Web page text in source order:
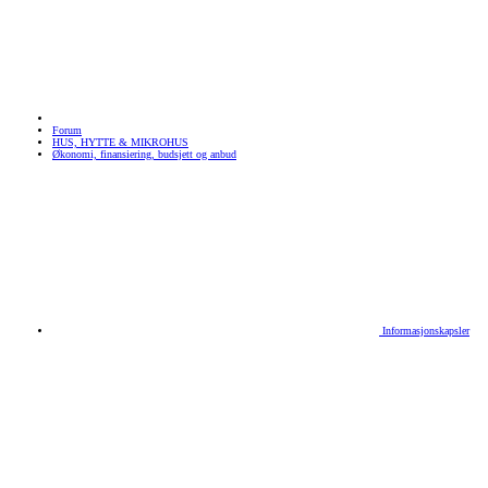
Forum
HUS, HYTTE & MIKROHUS
Økonomi, finansiering, budsjett og anbud
Informasjonskapsler